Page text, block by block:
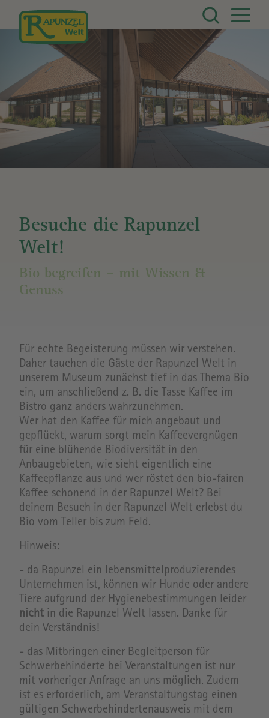
Direkt zum Inhalt
Besuche die Rapunzel
Welt!
Bio begreifen – mit Wissen &
Genuss
Für echte Begeisterung müssen wir verstehen.
Daher tauchen die Gäste der Rapunzel Welt in
unserem Museum zunächst tief in das Thema Bio
ein, um anschließend z. B. die Tasse Kaffee im
Bistro ganz anders wahrzunehmen.
Wer hat den Kaffee für mich angebaut und
gepflückt, warum sorgt mein Kaffeevergnügen
für eine blühende Biodiversität in den
Anbaugebieten, wie sieht eigentlich eine
Kaffeepflanze aus und wer röstet den bio-fairen
Kaffee schonend in der Rapunzel Welt? Bei
deinem Besuch in der Rapunzel Welt erlebst du
Bio vom Teller bis zum Feld.
Hinweis:
- da Rapunzel ein lebensmittelproduzierendes
Unternehmen ist, können wir Hunde oder andere
Tiere aufgrund der Hygienebestimmungen leider
nicht in die Rapunzel Welt lassen. Danke für
dein Verständnis!
- das Mitbringen einer Begleitperson für
Schwerbehinderte bei Veranstaltungen ist nur
mit vorheriger Anfrage an uns möglich. Zudem
ist es erforderlich, am Veranstaltungstag einen
gültigen Schwerbehindertenausweis mit dem